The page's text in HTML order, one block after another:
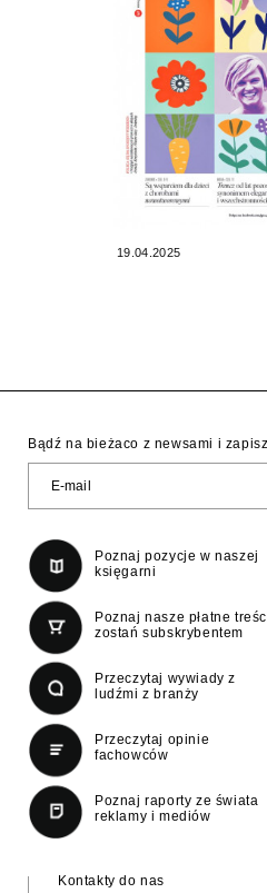
19.04.2025
Bądź na bieżaco z newsami i
Poznaj pozycje w naszej
księgarni
Poznaj nasze płatne
zostań subskrybentem
Przeczytaj wywiady z
ludźmi z branży
Przeczytaj opinie
fachowców
Poznaj raporty ze świata
reklamy i mediów
Kontakty do nas